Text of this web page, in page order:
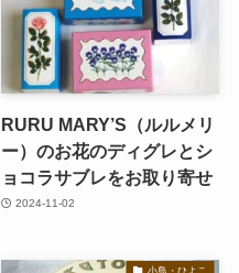
RURU MARY’S（ルルメリ
ー）のお花のディグレとシ
ョコラサブレをお取り寄せ
2024-11-02
小鳥・ひよこ